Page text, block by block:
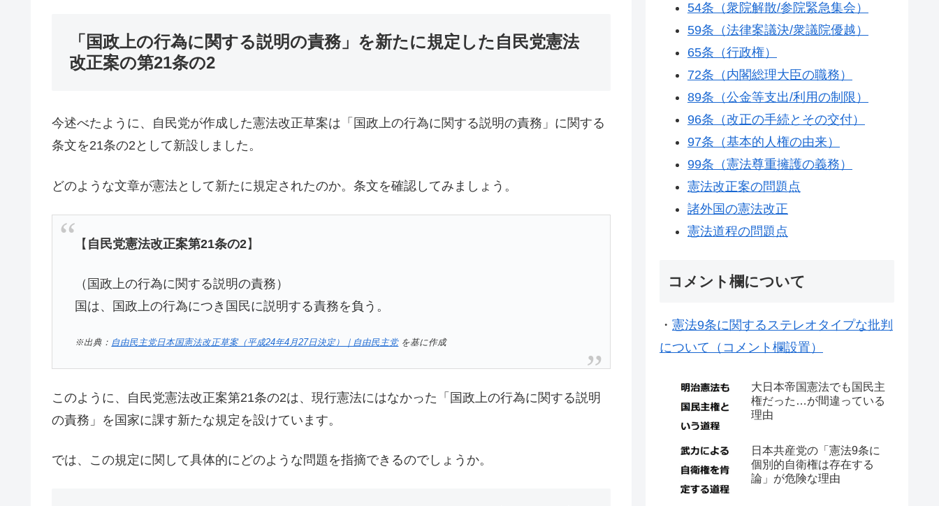
「国政上の行為に関する説明の責務」を新たに規定した自民党憲法
改正案の第21条の2
今述べたように、自民党が作成した憲法改正草案は「国政上の行為に関する説明の責務」に関する
条文を21条の2として新設しました。
どのような文章が憲法として新たに規定されたのか。条文を確認してみましょう。
【 自民党憲法改正案第21条の2】
（国政上の行為に関する説明の責務）
国は、国政上の行為につき国民に説明する責務を負う。
※出典： 自由民主党日本国憲法改正草案（平成24年4月27日決定）｜自由民主党を基に作成
このように、自民党憲法改正案第21条の2は、現行憲法にはなかった「国政上の行為に関する説明
の責務」を国家に課す新たな規定を設けています。
では、この規定に関して具体的にどのような問題を指摘できるのでしょうか。
54条（衆院解散/参院緊急集会）
59条（法律案議決/衆議院優越）
65条（行政権）
72条（内閣総理大臣の職務）
89条（公金等支出/利用の制限）
96条（改正の手続とその交付）
97条（基本的人権の由来）
99条（憲法尊重擁護の義務）
憲法改正案の問題点
諸外国の憲法改正
憲法道程の問題点
コメント欄について
・ 憲法9条に関するステレオタイプな批判
について（コメント欄設置）
大日本帝国憲法でも国民主
権だった…が間違っている
理由
日本共産党の「憲法9条に
個別的自衛権は存在する
論」が危険な理由